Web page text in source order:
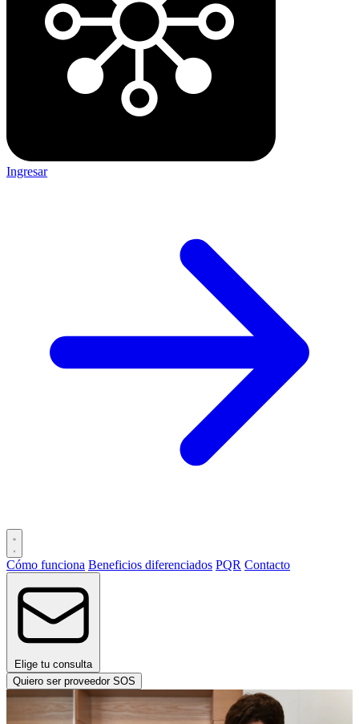
Ingresar
Cómo funciona Beneficios diferenciados PQR Contacto
Elige tu consulta
Quiero ser proveedor SOS